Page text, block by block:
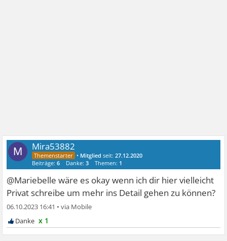
M Mira53882
• Mitglied seit:27.12.2020
Beiträge:6 Danke:3 Themen: 1
@Mariebelle wäre es okay wenn ich dir hier vielleicht
Privat schreibe um mehr ins Detail gehen zu können?
06.10.2023 16:41 •
x 1